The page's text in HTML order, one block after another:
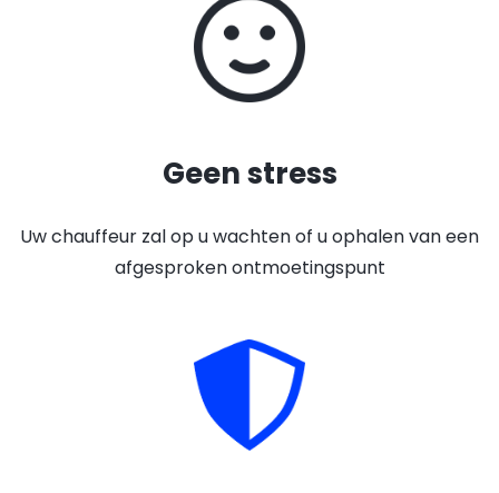
Geen stress
Uw chauffeur zal op u wachten of u ophalen van een
afgesproken ontmoetingspunt